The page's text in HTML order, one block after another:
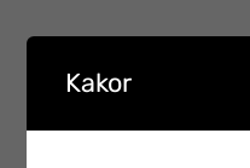
Talarintervju
Kakor